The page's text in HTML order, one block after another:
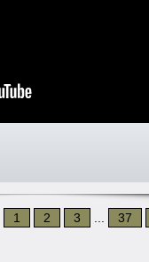
1 2 3 37